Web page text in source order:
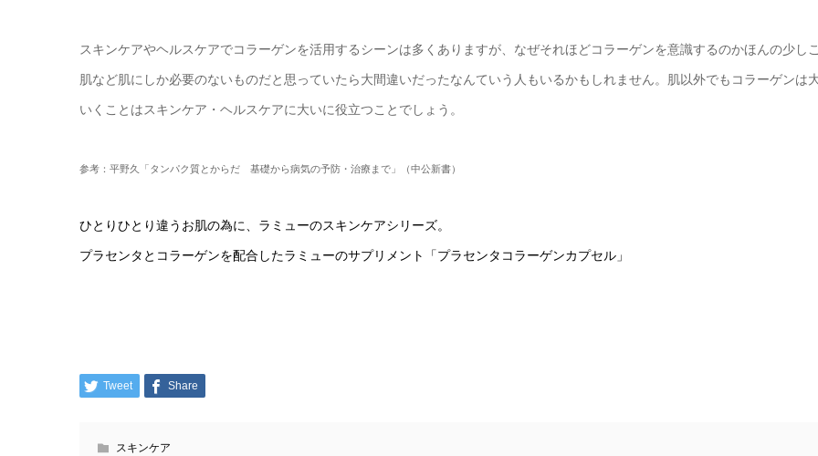
スキンケアやヘルスケアでコラーゲンを活用するシーンは多くありますが、なぜそれほどコラーゲンを意識するのかほんの少
肌など肌にしか必要のないものだと思っていたら大間違いだったなんていう人もいるかもしれません。肌以外でもコラーゲン
いくことはスキンケア・ヘルスケアに大いに役立つことでしょう。
参考：平野久「タンパク質とからだ 基礎から病気の予防・治療まで」（中公新書）
ひとりひとり違うお肌の為に、ラミューのスキンケアシリーズ。
プラセンタとコラーゲンを配合したラミューのサプリメント「プラセンタコラーゲンカプセル」
Tweet Share
スキンケア